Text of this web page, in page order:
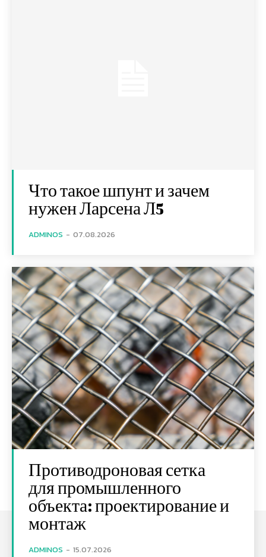
Что такое шпунт и зачем
нужен Ларсена Л5
ADMINOS - 07.08.2026
Противодроновая сетка
для промышленного
объекта: проектирование и
монтаж
ADMINOS - 15.07.2026